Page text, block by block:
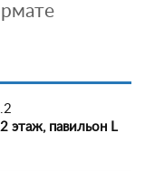
2 этаж, павильон L